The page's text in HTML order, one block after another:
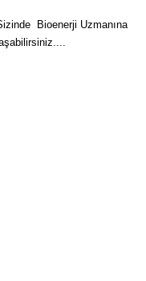
Bioenerji Uzmanına